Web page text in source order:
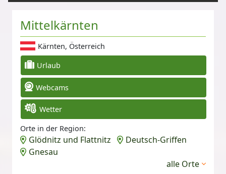
Mittelkärnten
Kärnten, Österreich
Urlaub
Webcams
Wetter
Orte in der Region:
Glödnitz und Flattnitz
Deutsch-Griffen
Gnesau
alle Orte